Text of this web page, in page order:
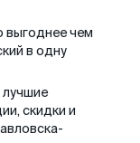
выгоднее чем
в одну
лучшие
скидки и